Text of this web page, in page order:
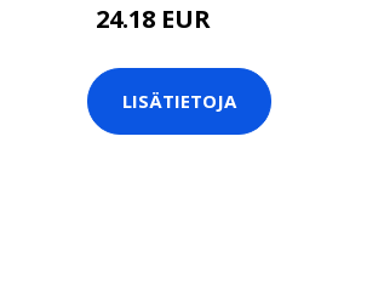
24.18 EUR
LISÄTIETOJA